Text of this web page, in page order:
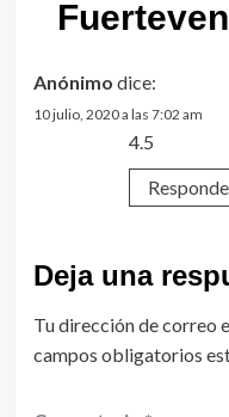
Anónimo dice:
10 julio, 2020 a las 7:02 am
4.5
Deja una
Tu dirección de correo
campos obligatorios